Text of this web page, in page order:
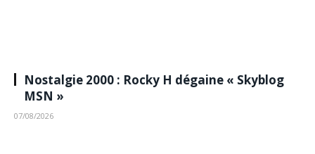
Nostalgie 2000 : Rocky H dégaine « Skyblog
MSN »
07/08/2026